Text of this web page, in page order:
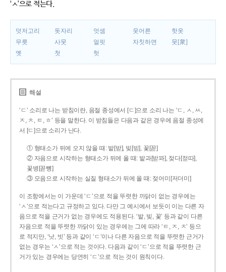
‘ㅅ’으로 적는다.
덧저고리 돗자리 엇셈 웃어른
핫옷
무릇
사뭇 얼핏 자칫하면
뭇[衆]
옛
첫 헛
해설
‘ㄷ’ 소리로 나는 받침이란, 음절 종성에서 [ㄷ]으로 소리 나는 ‘ㄷ, ㅅ, ㅆ,
ㅈ, ㅊ, ㅌ, ㅎ’ 등을 말한다. 이 받침들은 다음과 같은 경우에 음절 종성에
서 [ㄷ]으로 소리가 난다.
① 형태소가 뒤에 오지 않을 때: 밭[받], 빚[빋], 꽃[꼳]
② 자음으로 시작하는 형태소가 뒤에 올 때: 밭과[받꽈], 젖다[젇따],
꽃병[꼳뼝]
③ 모음으로 시작하는 실질 형태소가 뒤에 올 때: 젖어미[저더미]
이 조항에서는 이 가운데 ‘ㄷ’으로 적을 뚜렷한 까닭이 없는 경우에는
‘ㅅ’으로 적는다고 규정하고 있다. 다만 그 예시에서 보듯이 이는 다른 자
음으로 적을 근거가 없는 경우에도 적용된다. ‘밭, 빚, 꽃’ 등과 같이 다른
자음으로 적을 뚜렷한 까닭이 있는 경우에는 그에 따라 ‘ㅌ, ㅈ, ㅊ’ 등으
로 적지만, ‘낫, 빗’ 등과 같이 ‘ㄷ’이나 다른 자음으로 적을 뚜렷한 근거가
없는 경우는 ‘ㅅ’으로 적는 것이다. 다음과 같이 ‘ㄷ’으로 적을 뚜렷한 근
거가 있는 경우에는 당연히 ‘ㄷ’으로 적는 것이 원칙이다.